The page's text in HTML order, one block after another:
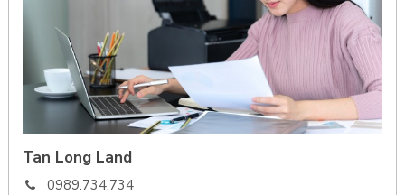
Tan Long Land
0989.734.734